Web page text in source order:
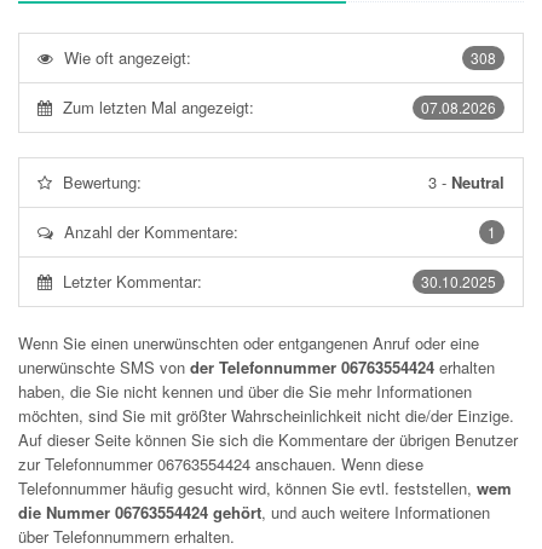
308
Wie oft angezeigt:
07.08.2026
Zum letzten Mal angezeigt:
Bewertung: 3 - Neutral
1
Anzahl der Kommentare:
30.10.2025
Letzter Kommentar:
Wenn Sie einen unerwünschten oder entgangenen Anruf oder eine
unerwünschte SMS von der Telefonnummer 06763554424 erhalten
haben, die Sie nicht kennen und über die Sie mehr Informationen
möchten, sind Sie mit größter Wahrscheinlichkeit nicht die/der Einzige.
Auf dieser Seite können Sie sich die Kommentare der übrigen Benutzer
zur Telefonnummer06763554424 anschauen. Wenn diese
Telefonnummer häufig gesucht wird, können Sie evtl. feststellen, wem
die Nummer 06763554424 gehört, und auch weitere Informationen
über Telefonnummern erhalten.